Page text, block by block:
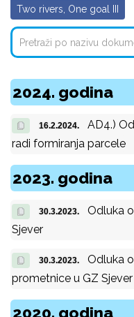
Two rivers, One goal III
2024. godina
16.2.2024.
AD4.)
radi formiranja parcele
2023. godina
30.3.2023.
Odluka
Sjever
30.3.2023.
Odluka
prometnice u GZ Sjever
2020. godina